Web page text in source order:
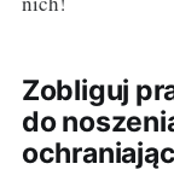
Zobliguj
do